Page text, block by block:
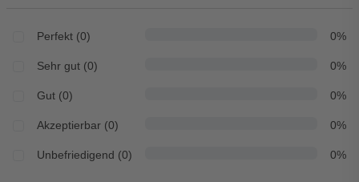
Perfekt (0) 0%
Sehr gut (0) 0%
Gut (0) 0%
Akzeptierbar (0) 0%
Unbefriedigend (0) 0%